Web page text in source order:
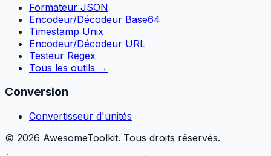
Formateur JSON
Encodeur/Décodeur Base64
Timestamp Unix
Encodeur/Décodeur URL
Testeur Regex
Tous les outils →
Conversion
Convertisseur d'unités
© 2026 AwesomeToolkit. Tous droits réservés.